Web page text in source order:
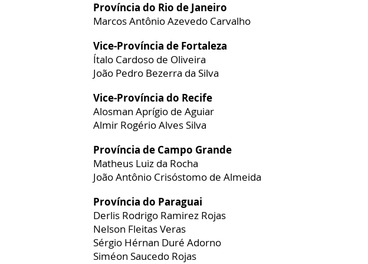
Província do Rio de Janeiro
Marcos Antônio Azevedo Carvalho
Vice-Província de Fortaleza
Ítalo Cardoso de Oliveira
João Pedro Bezerra da Silva
Vice-Província do Recife
Alosman Aprígio de Aguiar
Almir Rogério Alves Silva
Província de Campo Grande
Matheus Luiz da Rocha
João Antônio Crisóstomo de Almeida
Província do Paraguai
Derlis Rodrigo Ramirez Rojas
Nelson Fleitas Veras
Sérgio Hérnan Duré Adorno
Siméon Saucedo Rojas